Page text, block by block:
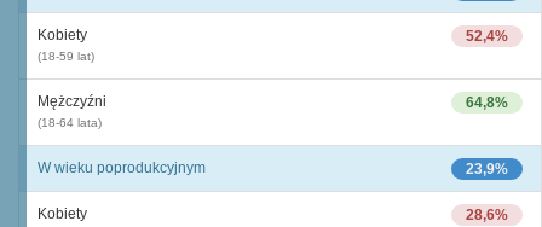
52,4%
Kobiety
(18-59 lat)
64,8%
Mężczyźni
(18-64 lata)
23,9%
W wieku poprodukcyjnym
28,6%
Kobiety